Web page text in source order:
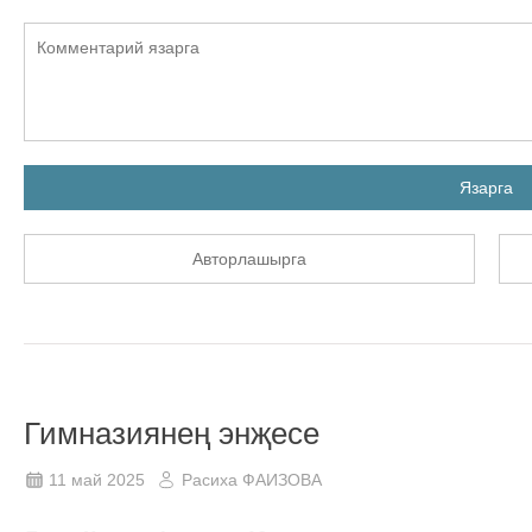
Язарга
Авторлашырга
Гимназиянең энҗесе
11 май 2025 Расиха ФАИЗОВА